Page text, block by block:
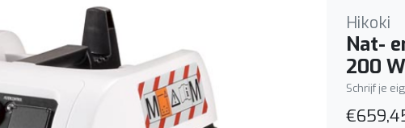
Hikoki
Nat-
200
Schrijf je